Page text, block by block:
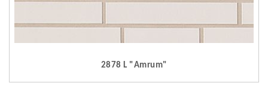
2878 L "Amrum"